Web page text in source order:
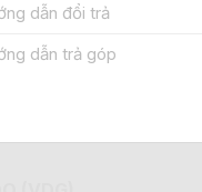
dẫn đổi trả
dẫn trả góp